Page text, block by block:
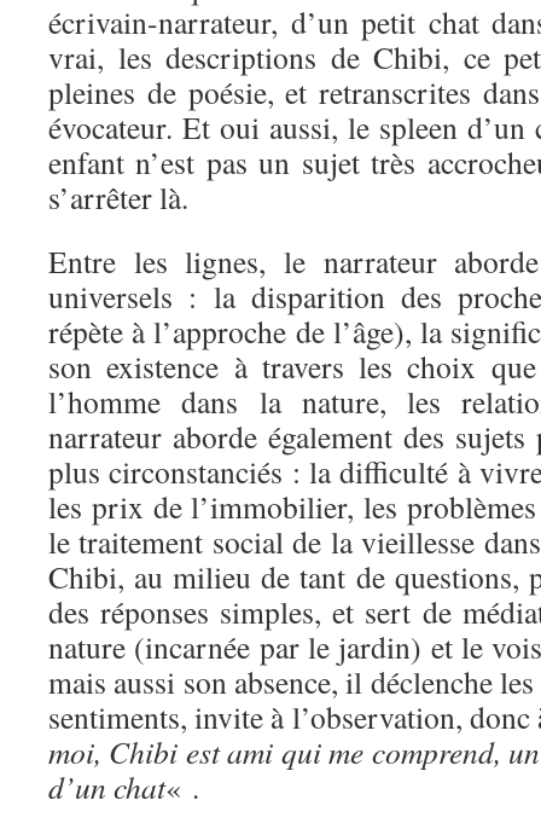
écrivain-narrateur, d’un petit chat
vrai, les descriptions de Chibi, ce
pleines de poésie, et retranscrites
évocateur. Et oui aussi, le spleen d’un
enfant n’est pas un sujet très
s’arrêter là.
Entre les lignes, le narrateur
universels : la disparition des
répète à l’approche de l’âge), la
son existence à travers les choix
l’homme dans la nature, les
narrateur aborde également des
plus circonstanciés : la difficulté à
les prix de l’immobilier, les problèmes
le traitement social de la vieillesse
Chibi, au milieu de tant de questions,
des réponses simples, et sert de
nature (incarnée par le jardin) et le
mais aussi son absence, il déclenche
sentiments, invite à l’observation,
moi, Chibi est ami qui me comprend,
d’un chat« .